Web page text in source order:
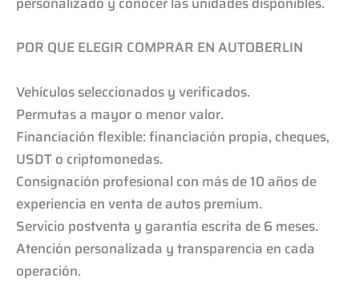
POR QUE ELEGIR COMPRAR EN AUTOBERLIN
Vehículos seleccionados y verificados.
Permutas a mayor o menor valor.
Financiación flexible: financiación propia, cheques,
USDT o criptomonedas.
Consignación profesional con más de 10 años de
experiencia en venta de autos premium.
Servicio postventa y garantía escrita de 6 meses.
Atención personalizada y transparencia en cada
operación.